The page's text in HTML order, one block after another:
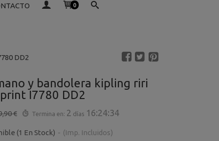
0
DD2
y bandolera kipling riri
I7780 DD2
€ Termina en: 2 días 16:24:33
(1 En Stock) - (Imp. Incluidos)